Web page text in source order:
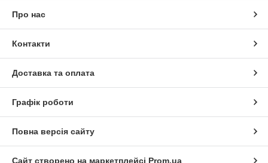
Про нас
Контакти
Доставка та оплата
Графік роботи
Повна версія сайту
Сайт створено на маркетплейсі Prom.ua